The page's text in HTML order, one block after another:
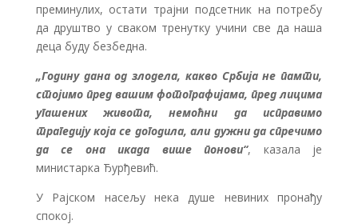
преминулих, остати трајни подсетник на потребу
да друштво у сваком тренутку учини све да наша
деца буду безбедна.
„Годину дана од злодела, какво Србија не памти,
стојимо пред вашим фотографијама, пред лицима
угашених живота, немоћни да исправимо
трагедију која се догодила, али дужни да спречимо
да се она икада више понови“, казала је
министарка Ђурђевић.
У Рајском насељу нека душе невиних пронађу
спокој.